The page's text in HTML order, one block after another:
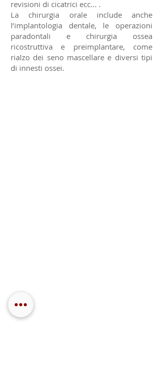
revisioni di cicatrici ecc... .
La chirurgia orale include anche
l’implantologia dentale, le operazioni
paradontali e chirurgia ossea
ricostruttiva e preimplantare, come
rialzo dei seno mascellare e diversi tipi
di innesti ossei.